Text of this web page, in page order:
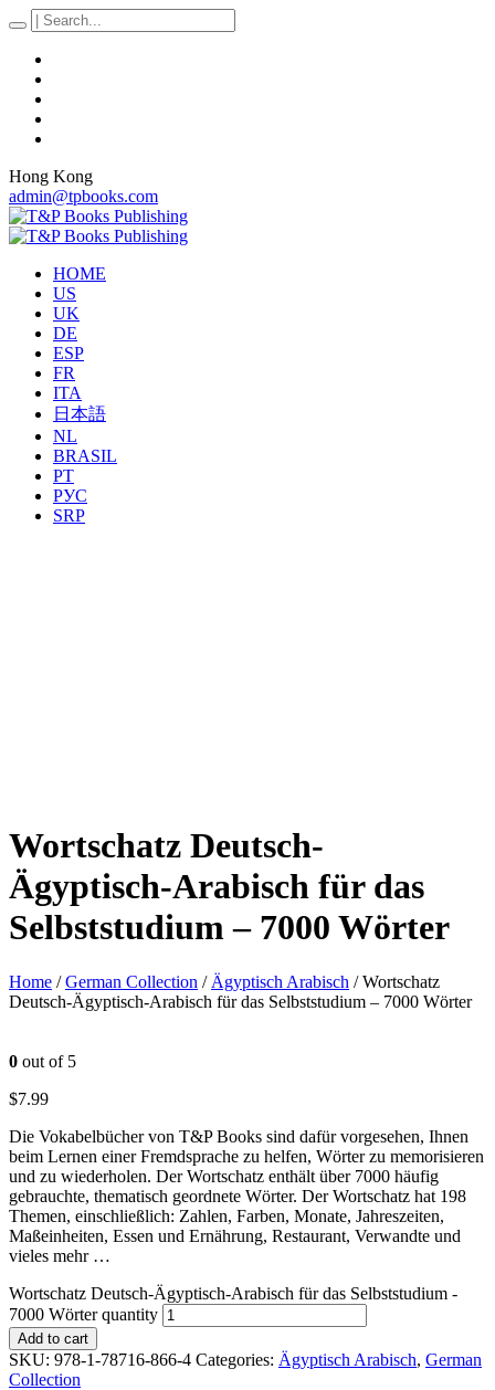
Hong Kong
admin@tpbooks.com
HOME
US
UK
DE
ESP
FR
ITA
日本語
NL
BRASIL
PT
РУС
SRP
Wortschatz Deutsch-
Ägyptisch-Arabisch für das
Selbststudium – 7000 Wörter
Home /German Collection / Ägyptisch Arabisch / Wortschatz
Deutsch-Ägyptisch-Arabisch für das Selbststudium – 7000 Wörter
0 out of 5
$7.99
Die Vokabelbücher von T&P Books sind dafür vorgesehen, Ihnen
beim Lernen einer Fremdsprache zu helfen, Wörter zu memorisieren
und zu wiederholen. Der Wortschatz enthält über 7000 häufig
gebrauchte, thematisch geordnete Wörter. Der Wortschatz hat 198
Themen, einschließlich: Zahlen, Farben, Monate, Jahreszeiten,
Maßeinheiten, Essen und Ernährung, Restaurant, Verwandte und
vieles mehr …
Wortschatz Deutsch-Ägyptisch-Arabisch für das Selbststudium -
7000 Wörter quantity
Add to cart
SKU: 978-1-78716-866-4 Categories: Ägyptisch Arabisch, German
Collection